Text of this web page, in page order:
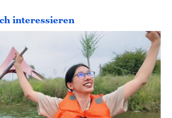
interessieren